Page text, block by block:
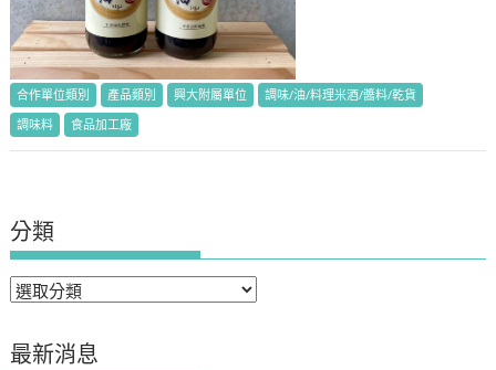
合作單位類別 產品類別 興大附屬單位
調味/油/料理米酒/醬料/乾貨
調味料
食品加工廠
分類
分
最新消息